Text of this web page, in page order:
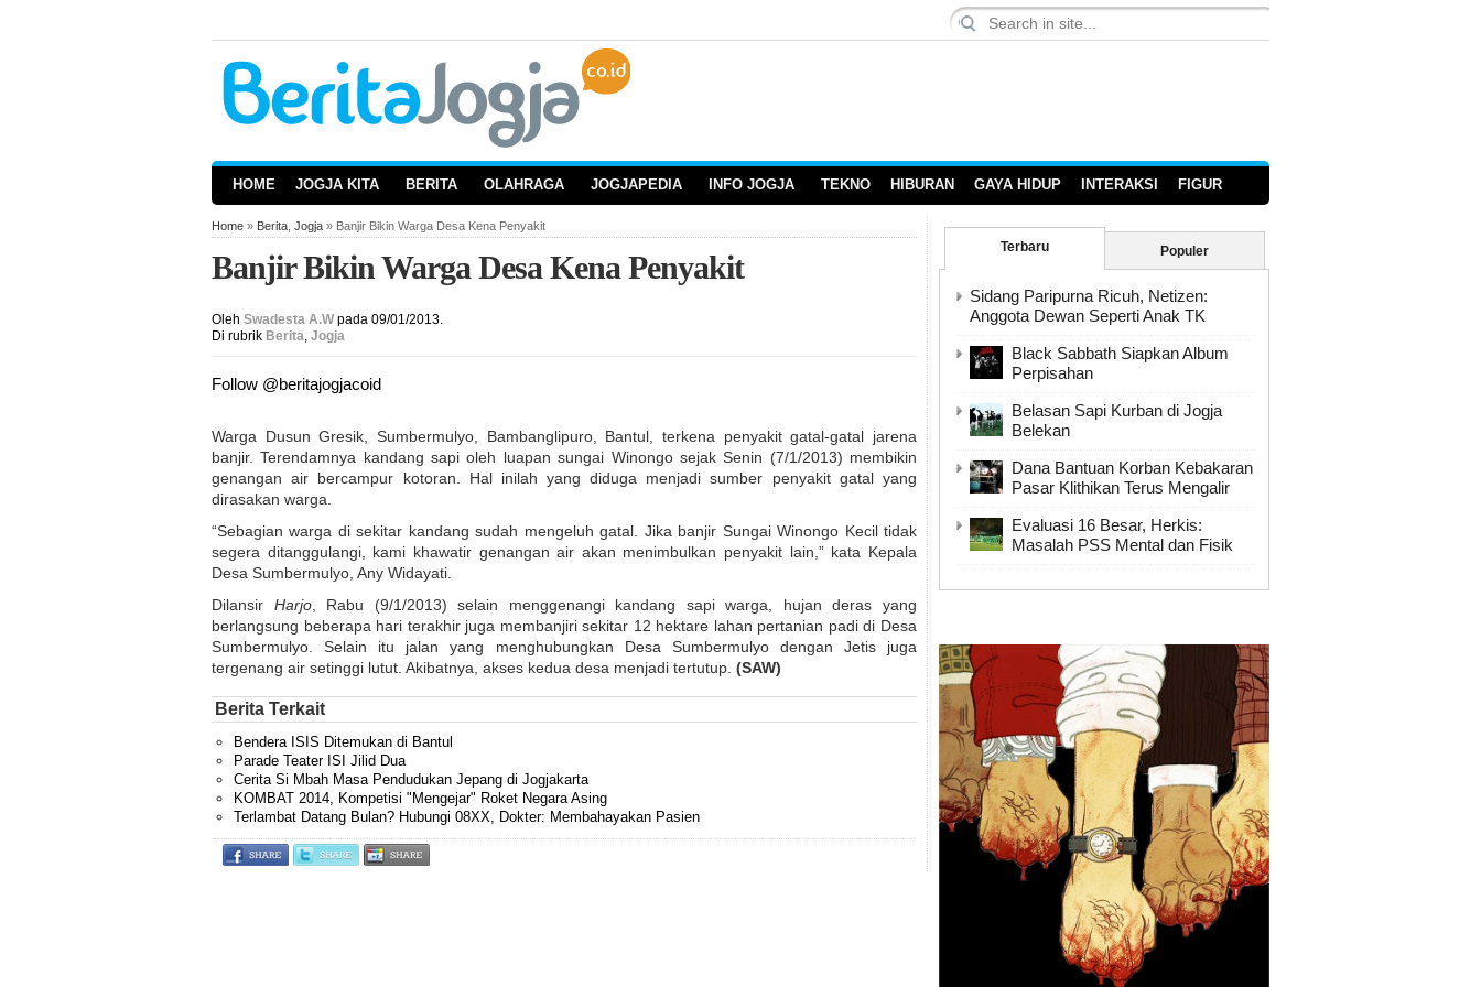
HOME JOGJA KITA BERITA OLAHRAGA JOGJAPEDIA INFO JOGJA TEKNO HIBURAN GAYA HIDUP INTERAKSI FIGUR
Home » Berita Jogja » Banjir Bikin Warga Desa Kena Penyakit
Banjir Bikin Warga Desa Kena Penyakit
Oleh Swadesta A.W pada 09/01/2013.
Di rubrik Berita, Jogja
Follow @beritajogjacoid
Warga Dusun Gresik, Sumbermulyo, Bambanglipuro, Bantul, terkena penyakit gatal-gatal jarena
banjir. Terendamnya kandang sapi oleh luapan sungai Winongo sejak Senin (7/1/2013) membikin
genangan air bercampur kotoran. Hal inilah yang diduga menjadi sumber penyakit gatal yang
dirasakan warga.
“Sebagian warga di sekitar kandang sudah mengeluh gatal. Jika banjir Sungai Winongo Kecil tidak
segera ditanggulangi, kami khawatir genangan air akan menimbulkan penyakit lain,” kata Kepala
Desa Sumbermulyo, Any Widayati.
Dilansir Harjo, Rabu (9/1/2013) selain menggenangi kandang sapi warga, hujan deras yang
berlangsung beberapa hari terakhir juga membanjiri sekitar 12 hektare lahan pertanian padi di Desa
Sumbermulyo. Selain itu jalan yang menghubungkan Desa Sumbermulyo dengan Jetis juga
tergenang air setinggi lutut. Akibatnya, akses kedua desa menjadi tertutup. (SAW)
Berita Terkait
Bendera ISIS Ditemukan di Bantul
Parade Teater ISI Jilid Dua
Cerita Si Mbah Masa Pendudukan Jepang di Jogjakarta
KOMBAT 2014, Kompetisi "Mengejar" Roket Negara Asing
Terlambat Datang Bulan? Hubungi 08XX, Dokter: Membahayakan Pasien
Terbaru Populer
Sidang Paripurna Ricuh, Netizen:
Anggota Dewan Seperti Anak TK
Black Sabbath Siapkan Album
Perpisahan
Belasan Sapi Kurban di Jogja
Belekan
Dana Bantuan Korban Kebakaran
Pasar Klithikan Terus Mengalir
Evaluasi 16 Besar, Herkis:
Masalah PSS Mental dan Fisik